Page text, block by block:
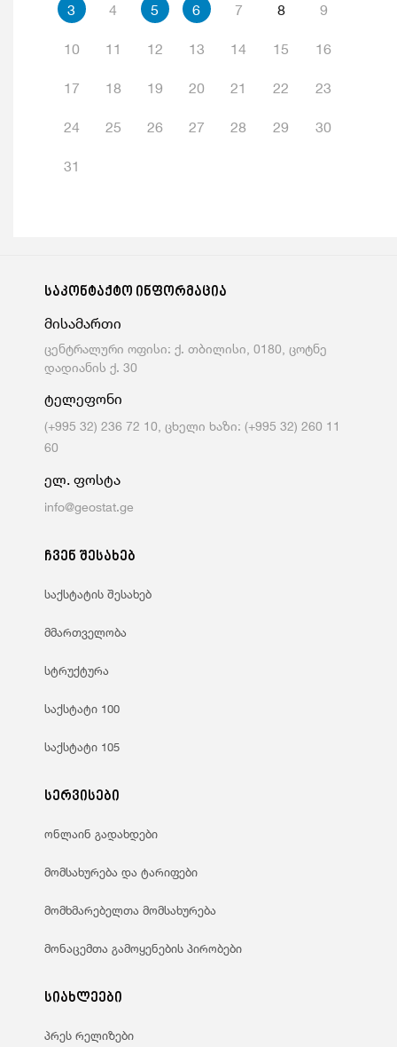
3 4 5 6 7 8 9
10 11 12 13 14 15 16
17 18 19 20 21 22 23
24 25 26 27 28 29 30
31
საკონტაქტო ინფორმაცია
მისამართი
ცენტრალური ოფისი: ქ. თბილისი, 0180, ცოტნე
დადიანის ქ. 30
ტელეფონი
(+995 32) 236 72 10, ცხელი ხაზი: (+995 32) 260 11
60
ელ. ფოსტა
info@geostat.ge
ჩვენ შესახებ
საქსტატის შესახებ
მმართველობა
სტრუქტურა
საქსტატი 100
საქსტატი 105
სერვისები
ონლაინ გადახდები
მომსახურება და ტარიფები
მომხმარებელთა მომსახურება
მონაცემთა გამოყენების პირობები
სიახლეები
პრეს რელიზები